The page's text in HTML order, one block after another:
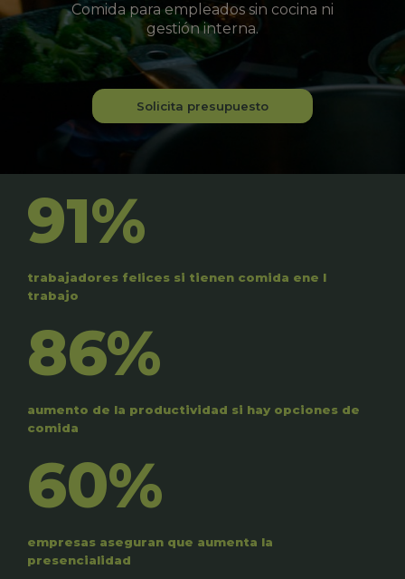
Comida para empleados sin cocina ni
gestión interna.
Solicita presupuesto
91%
trabajadores felices si tienen comida ene l
trabajo
86%
aumento de la productividad si hay opciones de
comida
60%
empresas aseguran que aumenta la
presencialidad